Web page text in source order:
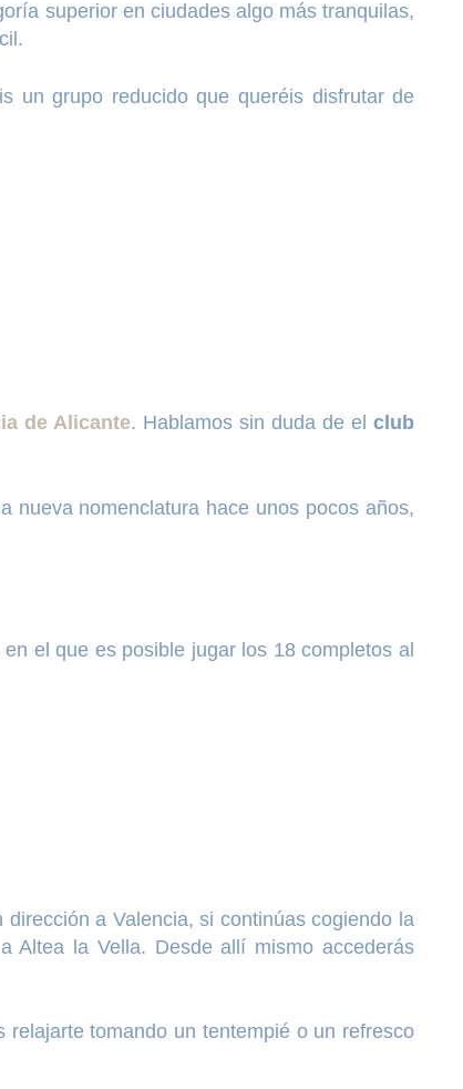
superior en ciudades algo más tranquilas,
un grupo reducido que queréis disfrutar de
de Alicante. Hablamos sin duda de elclub
nueva nomenclatura hace unos pocos años,
en el que es posible jugar los 18 completos al
a Valencia, si continúas cogiendo la
Altea la Vella. Desde allí mismo accederás
tomando un tentempié o un refresco